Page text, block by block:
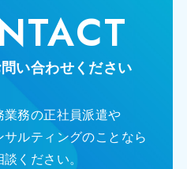
い合わせください
業務の正社員派遣や
ルティングのことなら
談ください。